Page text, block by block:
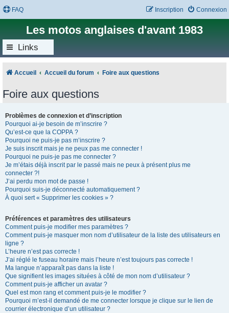
FAQ Connexion
Inscription
Les motos anglaises d'avant 1983
Links
Accueil Accueil du forum Foire aux questions
Foire aux questions
Problèmes de connexion et d’inscription
Pourquoi ai-je besoin de m’inscrire ?
Qu’est-ce que la COPPA ?
Pourquoi ne puis-je pas m’inscrire ?
Je suis inscrit mais je ne peux pas me connecter !
Pourquoi ne puis-je pas me connecter ?
Je m’étais déjà inscrit par le passé mais ne peux à présent plus me
connecter ?!
J’ai perdu mon mot de passe !
Pourquoi suis-je déconnecté automatiquement ?
À quoi sert « Supprimer les cookies » ?
Préférences et paramètres des utilisateurs
Comment puis-je modifier mes paramètres ?
Comment puis-je masquer mon nom d’utilisateur de la liste des utilisateurs en
ligne ?
L’heure n’est pas correcte !
J’ai réglé le fuseau horaire mais l’heure n’est toujours pas correcte !
Ma langue n’apparaît pas dans la liste !
Que signifient les images situées à côté de mon nom d’utilisateur ?
Comment puis-je afficher un avatar ?
Quel est mon rang et comment puis-je le modifier ?
Pourquoi m’est-il demandé de me connecter lorsque je clique sur le lien de
courrier électronique d’un utilisateur ?